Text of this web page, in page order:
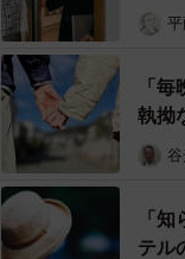
ラブホテルで働いて
対し、SNSユーザー
「最初の会社の飲み
ってるよ」みたいな
あったけど(普通のラ
「ラブホで清掃のバ
親父やるな〜って笑
平
「
執拗
「
テル